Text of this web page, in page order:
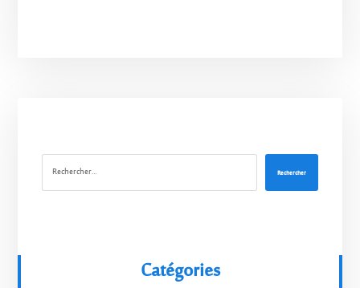
Rechercher
Catégories